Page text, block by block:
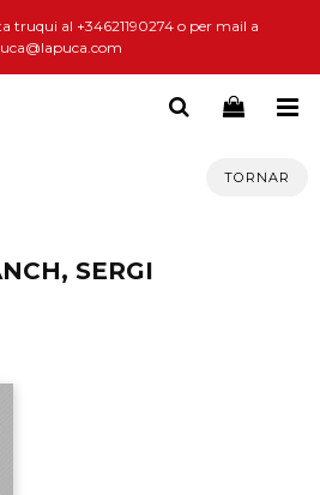
truqui al +34621190274 o per mail a
TORNAR
SERGI